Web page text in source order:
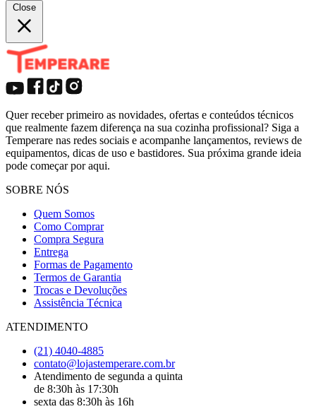
Close
Quer receber primeiro as novidades, ofertas e conteúdos técnicos
que realmente fazem diferença na sua cozinha profissional? Siga a
Temperare nas redes sociais e acompanhe lançamentos, reviews de
equipamentos, dicas de uso e bastidores. Sua próxima grande ideia
pode começar por aqui.
SOBRE NÓS
Quem Somos
Como Comprar
Compra Segura
Entrega
Formas de Pagamento
Termos de Garantia
Trocas e Devoluções
Assistência Técnica
ATENDIMENTO
(21) 4040-4885
contato@lojastemperare.com.br
Atendimento de segunda a quinta
de 8:30h às 17:30h
sexta das 8:30h às 16h